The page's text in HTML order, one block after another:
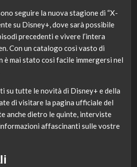
seguire la nuova stagione di “X-
su Disney+, dove sarà possibile
precedenti e vivere l’intera
Con un catalogo così vasto di
è mai stato così facile immergersi nel
su tutte le novità di Disney+ e della
di visitare la pagina ufficiale del
anche dietro le quinte, interviste
affascinanti sulle vostre